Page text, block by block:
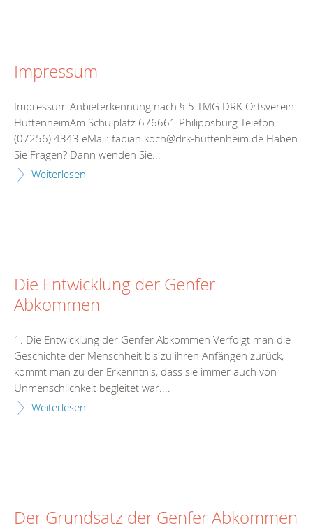
Impressum
Impressum Anbieterkennung nach § 5 TMG DRK Ortsverein
HuttenheimAm Schulplatz 676661 Philippsburg Telefon
(07256) 4343 eMail: fabian.koch@drk-huttenheim.de Haben
Sie Fragen? Dann wenden Sie...
Weiterlesen
Die Entwicklung der Genfer
Abkommen
1. Die Entwicklung der Genfer Abkommen Verfolgt man die
Geschichte der Menschheit bis zu ihren Anfängen zurück,
kommt man zu der Erkenntnis, dass sie immer auch von
Unmenschlichkeit begleitet war....
Weiterlesen
Der Grundsatz der Genfer Abkommen